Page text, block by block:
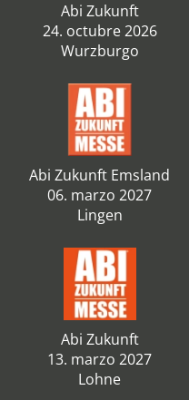
Abi Zukunft
24. octubre 2026
Wurzburgo
Abi Zukunft Emsland
06. marzo 2027
Lingen
Abi Zukunft
13. marzo 2027
Lohne